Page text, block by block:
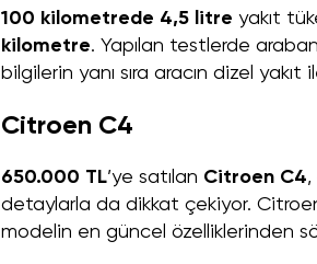
100 kilometrede 4,5 litre yakıt
kilometre. Yapılan testlerde
bilgilerin yanı sıra aracın dizel yakıt
Citroen C4
650.000 TL’ye satılan Citroen C4,
detaylarla da dikkat çekiyor.
modelin en güncel özelliklerinden